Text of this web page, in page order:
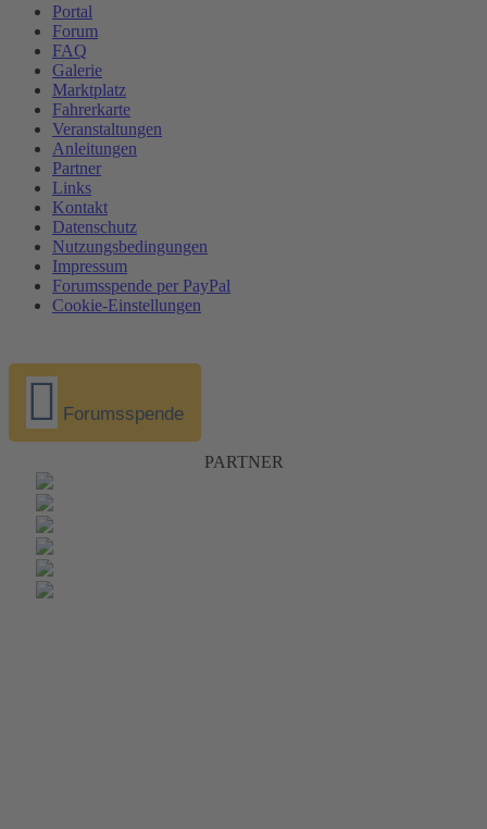
Portal
Forum
FAQ
Galerie
Marktplatz
Fahrerkarte
Veranstaltungen
Anleitungen
Partner
Links
Kontakt
Datenschutz
Nutzungsbedingungen
Impressum
Forumsspende per PayPal
Cookie-Einstellungen
Forumsspende
PARTNER